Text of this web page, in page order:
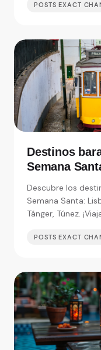
POSTS EXACT
Destinos
Semana
Descubre los
Semana Santa:
Tánger, Túnez.
POSTS EXACT